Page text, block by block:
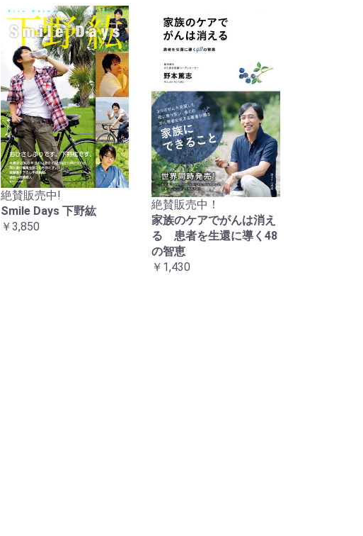
絶賛販売中!
Smile Days 下野紘
￥3,850
絶賛販売中！
家族のケアでがんは消え
る 患者を生還に導く48
の智恵
￥1,430